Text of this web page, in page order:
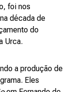
foi nos
década de
do
Urca.
a produção de
Eles